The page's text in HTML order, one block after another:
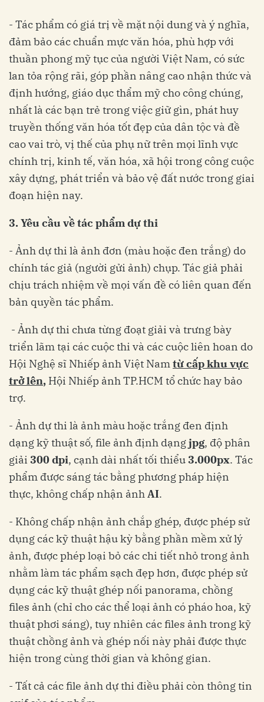
- Tác phẩm có giá trị về mặt nội dung và ý nghĩa,
đảm bảo các chuẩn mực văn hóa, phù hợp với
thuần phong mỹ tục của người Việt Nam, có sức
lan tỏa rộng rãi, góp phần nâng cao nhận thức và
định hướng, giáo dục thẩm mỹ cho công chúng,
nhất là các bạn trẻ trong việc giữ gìn, phát huy
truyền thống văn hóa tốt đẹp của dân tộc và đề
cao vai trò, vị thế của phụ nữ trên mọi lĩnh vực
chính trị, kinh tế, văn hóa, xã hội trong công cuộc
xây dựng, phát triển và bảo vệ đất nước trong giai
đoạn hiện nay.
3. Yêu cầu về tác phẩm dự thi
- Ảnh dự thi là ảnh đơn (màu hoặc đen trắng) do
chính tác giả (người gửi ảnh) chụp. Tác giả phải
chịu trách nhiệm về mọi vấn đề có liên quan đến
bản quyền tác phẩm.
- Ảnh dự thi chưa từng đoạt giải và trưng bày
triển lãm tại các cuộc thi và các cuộc liên hoan do
Hội Nghệ sĩ Nhiếp ảnh Việt Namtừ cấp khu vực
trở lên, Hội Nhiếp ảnh TP.HCM tổ chức hay bảo
trợ.
- Ảnh dự thi là ảnh màu hoặc trắng đen định
dạng kỹ thuật số, file ảnh định dạngjpg, độ phân
giải 300 dpi, cạnh dài nhất tối thiểu3.000px. Tác
phẩm được sáng tác bằng phương pháp hiện
thực, không chấp nhận ảnhAI.
- Không chấp nhận ảnh chắp ghép, được phép sử
dụng các kỹ thuật hậu kỳ bằng phần mềm xử lý
ảnh, được phép loại bỏ các chi tiết nhỏ trong ảnh
nhằm làm tác phẩm sạch đẹp hơn, được phép sử
dụng các kỹ thuật ghép nối panorama, chồng
files ảnh (chỉ cho các thể loại ảnh có pháo hoa, kỹ
thuật phơi sáng), tuy nhiên các files ảnh trong kỹ
thuật chồng ảnh và ghép nối này phải được thực
hiện trong cùng thời gian và không gian.
- Tất cả các file ảnh dự thi điều phải còn thông tin